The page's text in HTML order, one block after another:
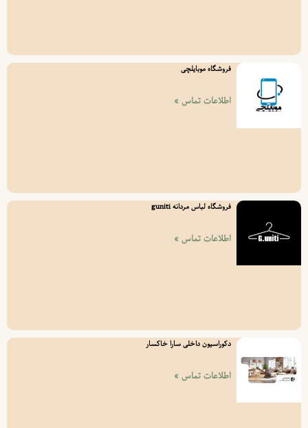
فروشگاه موبایلچی
اطلاعات تماس »
فروشگاه لباس مردانه guniti
اطلاعات تماس »
دکوراسیون داخلی سارا خاکسار
اطلاعات تماس »